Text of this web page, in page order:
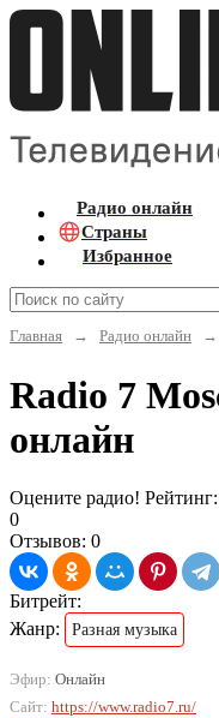
Радио онлайн
Страны
Избранное
Главная
→ Радио онлайн →
Radio 7
онлайн
Оцените радио! Рейтинг:
0
Отзывов: 0
Битрейт:
Жанр:
Разная музыка
Эфир: Онлайн
Сайт: https://www.radio7.ru/